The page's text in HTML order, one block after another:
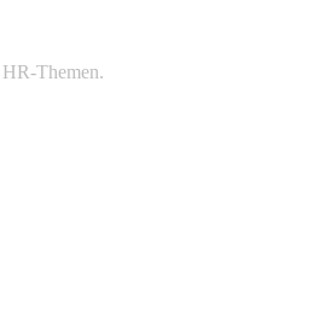
Themen.